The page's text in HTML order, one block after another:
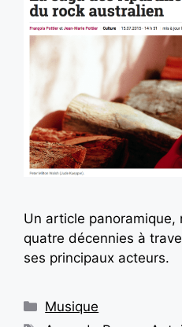
Un article panoramique,
quatre décennies à
ses principaux acteurs.
Musique